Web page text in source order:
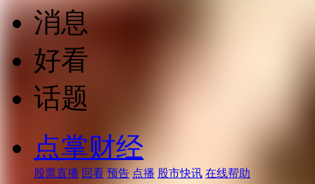
消息
好看
话题
点掌财经
股票直播 回看 预告 点播 股市快讯 在线帮助